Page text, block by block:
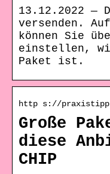
13.12.2022 —
versenden.
können Sie
einstellen,
Paket ist.
http s://
Große
diese
CHIP